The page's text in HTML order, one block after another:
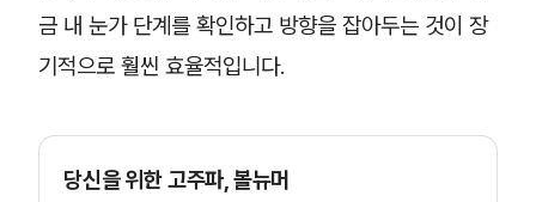
금 내 눈가 단계를 확인하고 방향을 잡아두는 것이 장
기적으로 훨씬 효율적입니다.
당신을 위한 고주파, 볼뉴머